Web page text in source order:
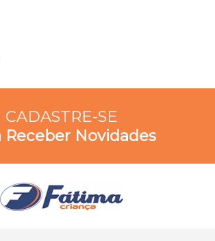
CADASTRE-SE
Receber Novidades